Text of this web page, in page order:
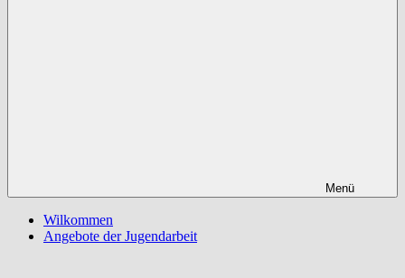
Menü
Wilkommen
Angebote der Jugendarbeit